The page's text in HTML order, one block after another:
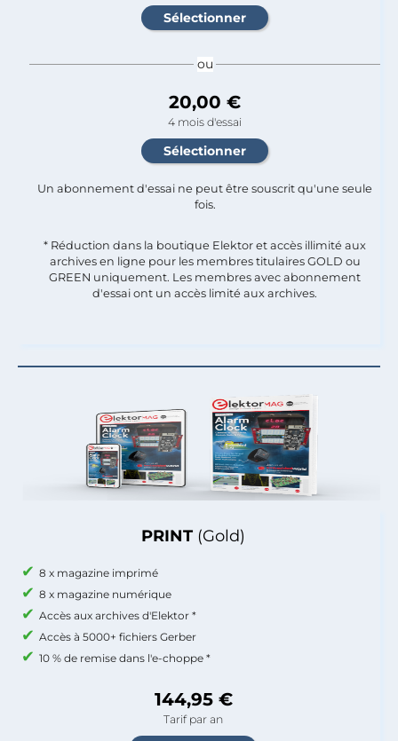
PRINT (Gold)
8 x magazine imprimé
8 x magazine numérique
Accès aux archives d'Elektor *
Accès à 5000+ fichiers Gerber
10 % de remise dans l'e-choppe *
144,95 €
Tarif par an
ou
20,00 €
4 mois d'essai
Un abonnement d'essai ne peut être souscrit qu'une seule
fois.​
* Réduction dans la boutique Elektor et accès illimité aux
archives en ligne pour les membres titulaires GOLD ou
GREEN uniquement. Les membres avec abonnement
d'essai ont un accès limité aux archives.